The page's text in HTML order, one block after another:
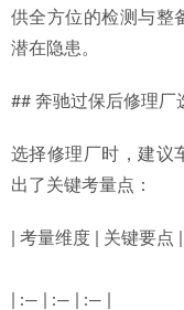
供全方位的检测与整
潜在隐患。
## 奔驰过保后修理厂
选择修理厂时，建议
出了关键考量点：
| 考量维度 | 关键要点
| :— | :— | :— |